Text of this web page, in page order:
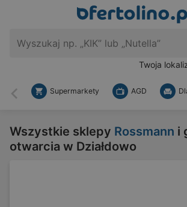
Twoja
Wstecz
Supermarkety AGD
Wszystkie sklepy Rossmann i
otwarcia w Działdowo